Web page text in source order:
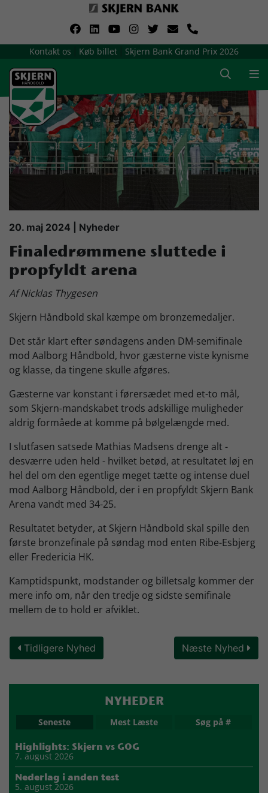
Kontakt os Køb billet Skjern Bank Grand Prix 2026
Om Skjern Håndbold
Ligatruppen
Sponsorer
Billetsalg / sæsonkort
Presse
Samarbejdsklubber
Skjern Bank Grand Prix
Køb Billet
20. maj 2024 | Nyheder
Finaledrømmene sluttede i
propfyldt arena
Af Nicklas Thygesen
Skjern Håndbold skal kæmpe om bronzemedaljer.
Det står klart efter søndagens anden DM-semifinale
mod Aalborg Håndbold, hvor gæsterne viste kynisme
og klasse, da tingene skulle afgøres.
Gæsterne var konstant i førersædet med et-to mål,
som Skjern-mandskabet trods adskillige muligheder
aldrig formåede at komme på bølgelængde med.
I slutfasen satsede Mathias Madsens drenge alt -
desværre uden held - hvilket betød, at resultatet løj en
hel del om den egentlige meget tætte og intense duel
mod Aalborg Håndbold, der i en propfyldt Skjern Bank
Arena vandt med 34-25.
Resultatet betyder, at Skjern Håndbold skal spille den
første bronzefinale på søndag mod enten Ribe-Esbjerg
eller Fredericia HK.
Kamptidspunkt, modstander og billetsalg kommer der
mere info om, når den tredje og sidste semifinale
mellem de to hold er afviklet.
Tidligere Nyhed Næste Nyhed
NYHEDER
Seneste Mest Læste Søg på #
Highlights: Skjern vs GOG
7. august 2026
Nederlag i anden test
5. august 2026